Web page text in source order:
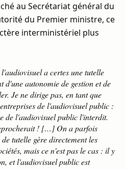
au Secrétariat général du
du Premier ministre, ce
interministériel plus
a certes une tutelle
d'une autonomie de gestion et de
Je ne dirige pas, en tant que
de l'audiovisuel public :
de l'audiovisuel public l'interdit.
! […] On a parfois
tutelle gère directement les
mais ce n'est pas le cas : il y
et l'audiovisuel public est